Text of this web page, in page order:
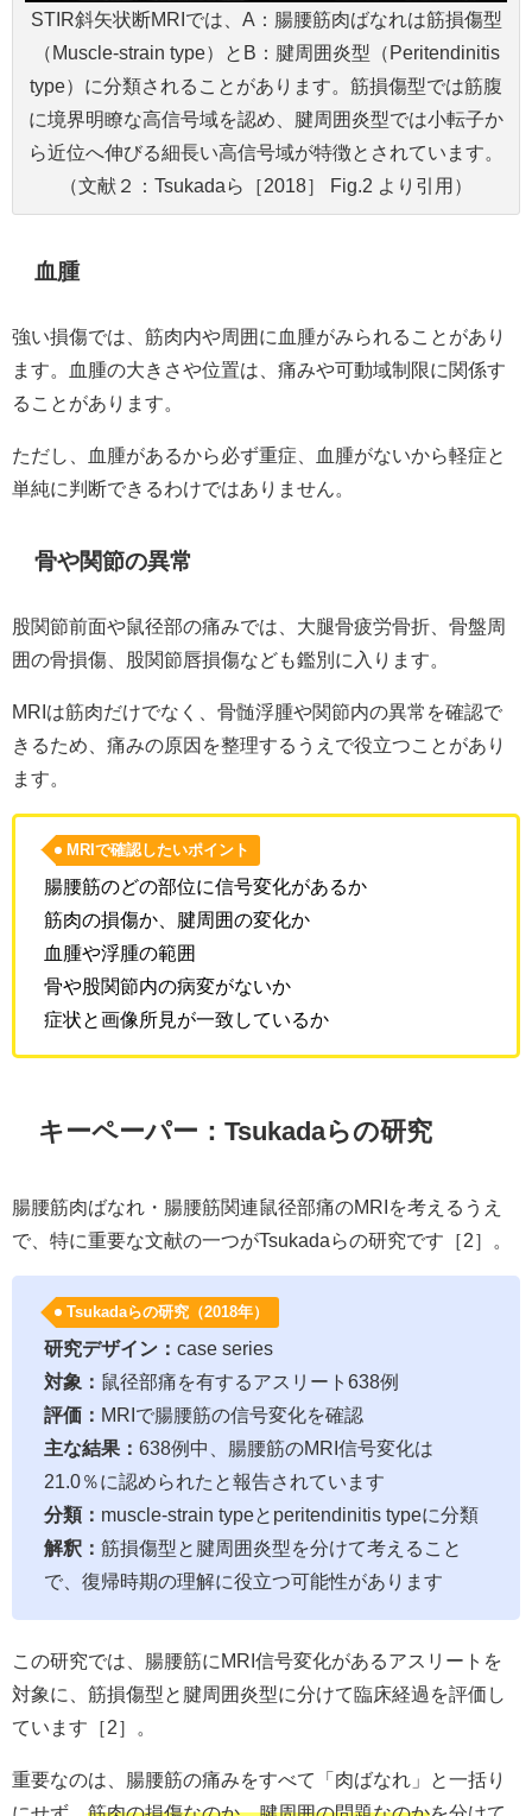
STIR斜矢状断MRIでは、A：腸腰筋肉ばなれは筋損傷型
（Muscle-strain type）とB：腱周囲炎型（Peritendinitis
type）に分類されることがあります。筋損傷型では筋腹
に境界明瞭な高信号域を認め、腱周囲炎型では小転子か
ら近位へ伸びる細長い高信号域が特徴とされています。
（文献２：Tsukadaら［2018］ Fig.2 より引用）
血腫
強い損傷では、筋肉内や周囲に血腫がみられることがあり
ます。血腫の大きさや位置は、痛みや可動域制限に関係す
ることがあります。
ただし、血腫があるから必ず重症、血腫がないから軽症と
単純に判断できるわけではありません。
骨や関節の異常
股関節前面や鼠径部の痛みでは、大腿骨疲労骨折、骨盤周
囲の骨損傷、股関節唇損傷なども鑑別に入ります。
MRIは筋肉だけでなく、骨髄浮腫や関節内の異常を確認で
きるため、痛みの原因を整理するうえで役立つことがあり
ます。
MRIで確認したいポイント
腸腰筋のどの部位に信号変化があるか
筋肉の損傷か、腱周囲の変化か
血腫や浮腫の範囲
骨や股関節内の病変がないか
症状と画像所見が一致しているか
キーペーパー：Tsukadaらの研究
腸腰筋肉ばなれ・腸腰筋関連鼠径部痛のMRIを考えるうえ
で、特に重要な文献の一つがTsukadaらの研究です［2］。
Tsukadaらの研究（2018年）
研究デザイン： case series
対象： 鼠径部痛を有するアスリート638例
評価： MRIで腸腰筋の信号変化を確認
主な結果： 638例中、腸腰筋のMRI信号変化は
21.0％に認められたと報告されています
分類： muscle-strain typeとperitendinitis typeに分類
解釈： 筋損傷型と腱周囲炎型を分けて考えること
で、復帰時期の理解に役立つ可能性があります
この研究では、腸腰筋にMRI信号変化があるアスリートを
対象に、筋損傷型と腱周囲炎型に分けて臨床経過を評価し
ています［2］。
重要なのは、腸腰筋の痛みをすべて「肉ばなれ」と一括り
にせず、 筋肉の損傷なのか、腱周囲の問題なのかを分けて